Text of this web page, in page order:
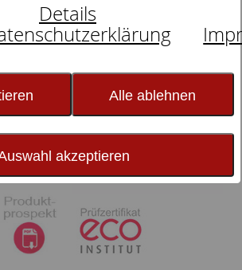
Details
Alle ablehnen
akzeptieren